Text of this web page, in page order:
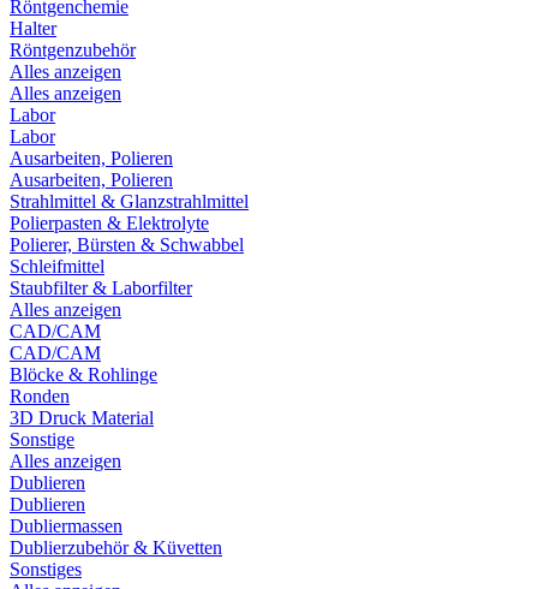
Röntgenchemie
Halter
Röntgenzubehör
Alles anzeigen
Alles anzeigen
Labor
Labor
Ausarbeiten, Polieren
Ausarbeiten, Polieren
Strahlmittel & Glanzstrahlmittel
Polierpasten & Elektrolyte
Polierer, Bürsten & Schwabbel
Schleifmittel
Staubfilter & Laborfilter
Alles anzeigen
CAD/CAM
CAD/CAM
Blöcke & Rohlinge
Ronden
3D Druck Material
Sonstige
Alles anzeigen
Dublieren
Dublieren
Dubliermassen
Dublierzubehör & Küvetten
Sonstiges